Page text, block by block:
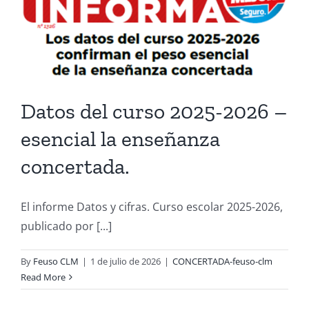
Datos del curso 2025-2026 –
esencial la enseñanza
concertada.
El informe Datos y cifras. Curso escolar 2025-2026,
publicado por [...]
By Feuso CLM | 1 de julio de 2026 | CONCERTADA-feuso-clm
Read More